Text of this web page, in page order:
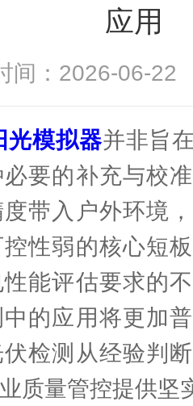
应用
间：2026-06-
光模拟器并非旨
要的补充与校
带入户外环境
性弱的核心短
能评估要求的
的应用将更加
检测从经验判
质量管控提供坚